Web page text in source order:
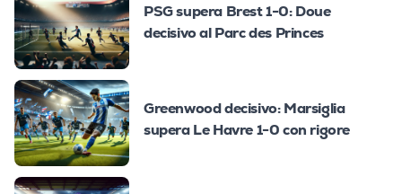
PSG supera Brest 1-0: Doue
decisivo al Parc des Princes
Greenwood decisivo: Marsiglia
supera Le Havre 1-0 con rigore